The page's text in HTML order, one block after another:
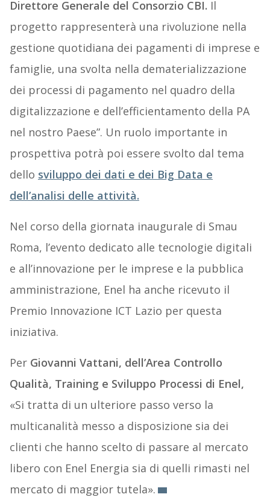
Direttore Generale del Consorzio CBI. Il
progetto rappresenterà una rivoluzione nella
gestione quotidiana dei pagamenti di imprese e
famiglie, una svolta nella dematerializzazione
dei processi di pagamento nel quadro della
digitalizzazione e dell’efficientamento della PA
nel nostro Paese”. Un ruolo importante in
prospettiva potrà poi essere svolto dal tema
dello sviluppo dei dati e dei Big Data e
dell’analisi delle attività.
Nel corso della giornata inaugurale di Smau
Roma, l’evento dedicato alle tecnologie digitali
e all’innovazione per le imprese e la pubblica
amministrazione, Enel ha anche ricevuto il
Premio Innovazione ICT Lazio per questa
iniziativa.
Per Giovanni Vattani, dell’Area Controllo
Qualità, Training e Sviluppo Processi di Enel,
«Si tratta di un ulteriore passo verso la
multicanalità messo a disposizione sia dei
clienti che hanno scelto di passare al mercato
libero con Enel Energia sia di quelli rimasti nel
mercato di maggior tutela».